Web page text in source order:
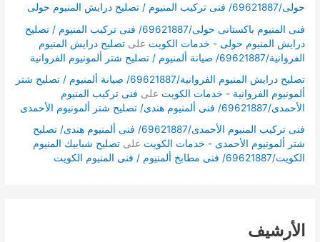
حولى/69621887/ فنى تركيب المنيوم / تصليح درايش المنيوم حولى
فنى المنيوم باكستانى حولى/69621887/ فنى تركيب المنيوم / تصليح
درايش المنيوم حولى - خدمات الكويت علىتصليح درايش المنيوم
الفروانية/69621887/ صيانة ألمنيوم / تصليح شتر ألمونيوم الفروانية
تصليح درايش المنيوم الفروانية/69621887/ صيانة ألمنيوم / تصليح شتر
ألمونيوم الفروانية - خدمات الكويت على فنى تركيب المنيوم
الأحمدى/69621887/ فنى ألمنيوم هندى/ تصليح شتر ألمونيوم الأحمدى
فنى تركيب المنيوم الأحمدى/69621887/ فنى ألمنيوم هندى/ تصليح
شتر ألمونيوم الأحمدى - خدمات الكويت علىتصليح شبابيك المنيوم
الكويت/69621887/ فنى مطابخ ألمنيوم / فنى المنيوم الكويت
الأرشيف